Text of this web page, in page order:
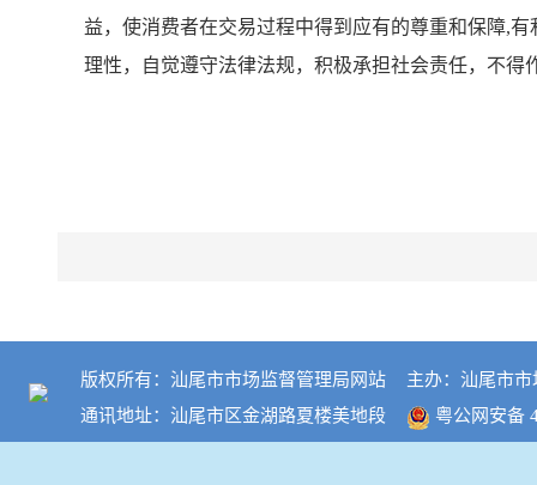
益，使消费者在交易过程中得到应有的尊重和保障,
理性，自觉遵守法律法规，积极承担社会责任，不
版权所有：汕尾市市场监督管理局网站
主办：汕尾市
通讯地址：汕尾市区金湖路夏楼美地段
粤公网安备